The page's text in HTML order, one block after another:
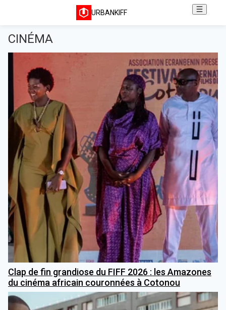
URBANKIFF
CINÉMA
Clap de fin grandiose du FIFF 2026 : les Amazones
du cinéma africain couronnées à Cotonou